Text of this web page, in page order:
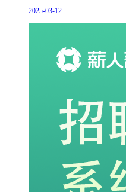
2025-03-12